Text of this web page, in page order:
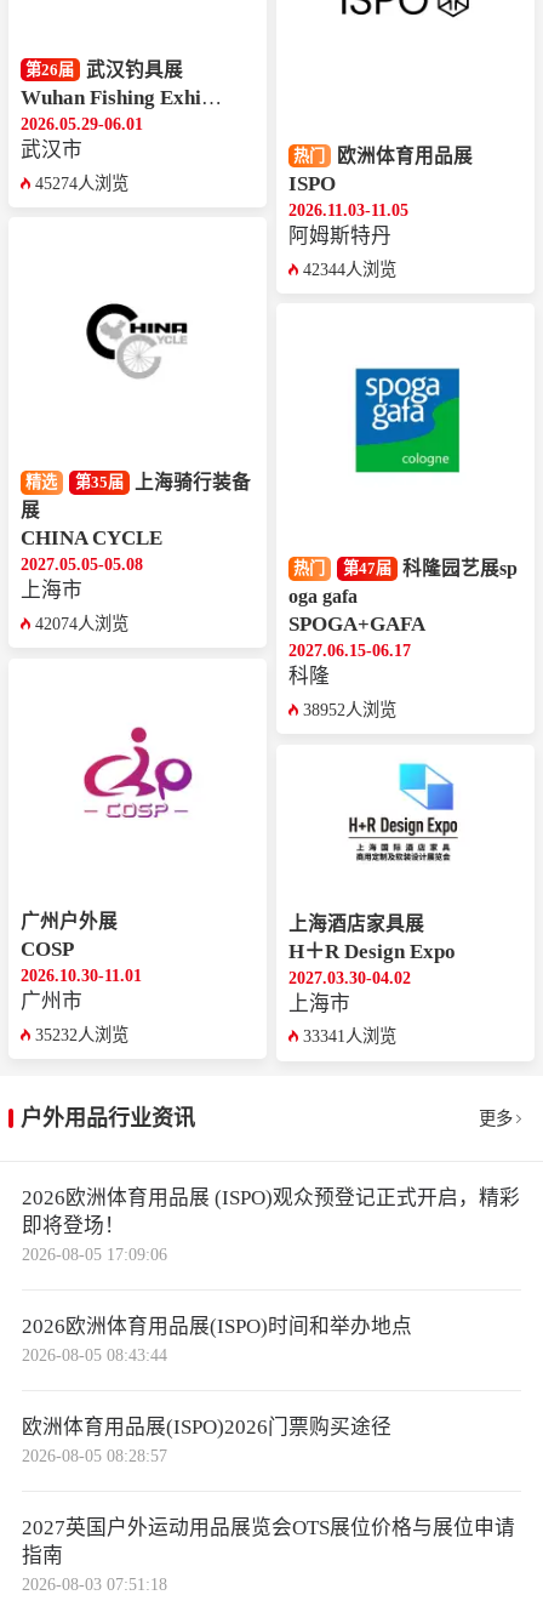
第26届 武汉钓具展
Wuhan Fishing Exhibition
2026.05.29-06.01
武汉市
45274人浏览
精选 第35届
上海骑行装备
展
CHINA CYCLE
2027.05.05-05.08
上海市
42074人浏览
广州户外展
COSP
2026.10.30-11.01
广州市
35232人浏览
热门 欧洲体育用品展
ISPO
2026.11.03-11.05
阿姆斯特丹
42344人浏览
热门 第47届
科隆园艺展sp
oga gafa
SPOGA+GAFA
2027.06.15-06.17
科隆
38952人浏览
上海酒店家具展
H＋R Design Expo
2027.03.30-04.02
上海市
33341人浏览
户外用品行业资讯 更多
2026欧洲体育用品展 (ISPO)观众预登记正式开启，精彩
即将登场！
2026-08-05 17:09:06
2026欧洲体育用品展(ISPO)时间和举办地点
2026-08-05 08:43:44
欧洲体育用品展(ISPO)2026门票购买途径
2026-08-05 08:28:57
2027英国户外运动用品展览会OTS展位价格与展位申请
指南
2026-08-03 07:51:18